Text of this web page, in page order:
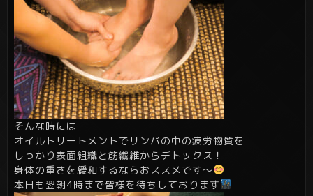
そんな時には
オイルトリートメントでリンパの中の疲労物質を
しっかり表面組織と筋繊維からデトックス！
身体の重さを緩和するならおススメです～
本日も翌朝4時まで皆様を待ちしております